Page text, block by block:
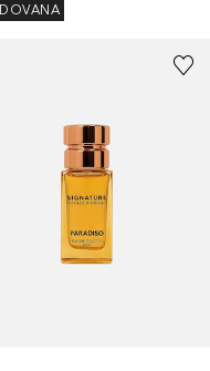
DOVANA